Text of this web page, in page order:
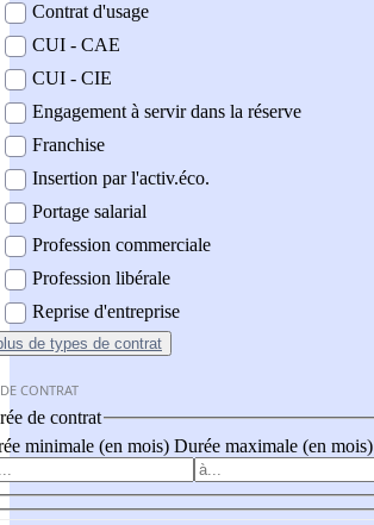
Contrat d'usage
CUI - CAE
CUI - CIE
Engagement à servir dans la réserve
Franchise
Insertion par l'activ.éco.
Portage salarial
Profession commerciale
Profession libérale
Reprise d'entreprise
de types de contrat
CONTRAT
de contrat
minimale (en mois) Durée maximale (en mois)